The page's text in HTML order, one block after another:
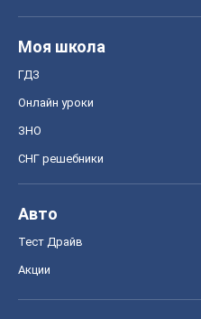
Моя школа
ГДЗ
Онлайн уроки
ЗНО
СНГ решебники
Авто
Тест Драйв
Акции